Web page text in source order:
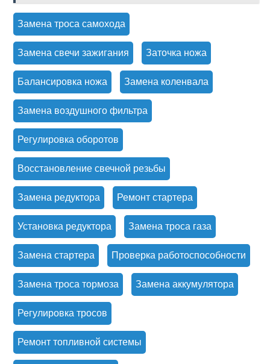
Замена троса самохода
Замена свечи зажигания Заточка ножа
Балансировка ножа Замена коленвала
Замена воздушного фильтра
Регулировка оборотов
Восстановление свечной резьбы
Замена редуктора Ремонт стартера
Установка редуктора Замена троса газа
Замена стартера Проверка работоспособности
Замена троса тормоза Замена аккумулятора
Регулировка тросов
Ремонт топливной системы